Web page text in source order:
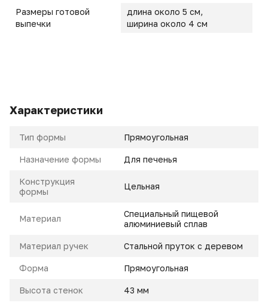
Размеры готовой
выпечки
длина около 5 см,
ширина около 4 см
Характеристики
Тип формы Прямоугольная
Назначение формы Для печенья
Конструкция
формы
Цельная
Материал
Специальный пищевой
алюминиевый сплав
Материал ручек Стальной пруток с деревом
Форма Прямоугольная
Высота стенок 43 мм